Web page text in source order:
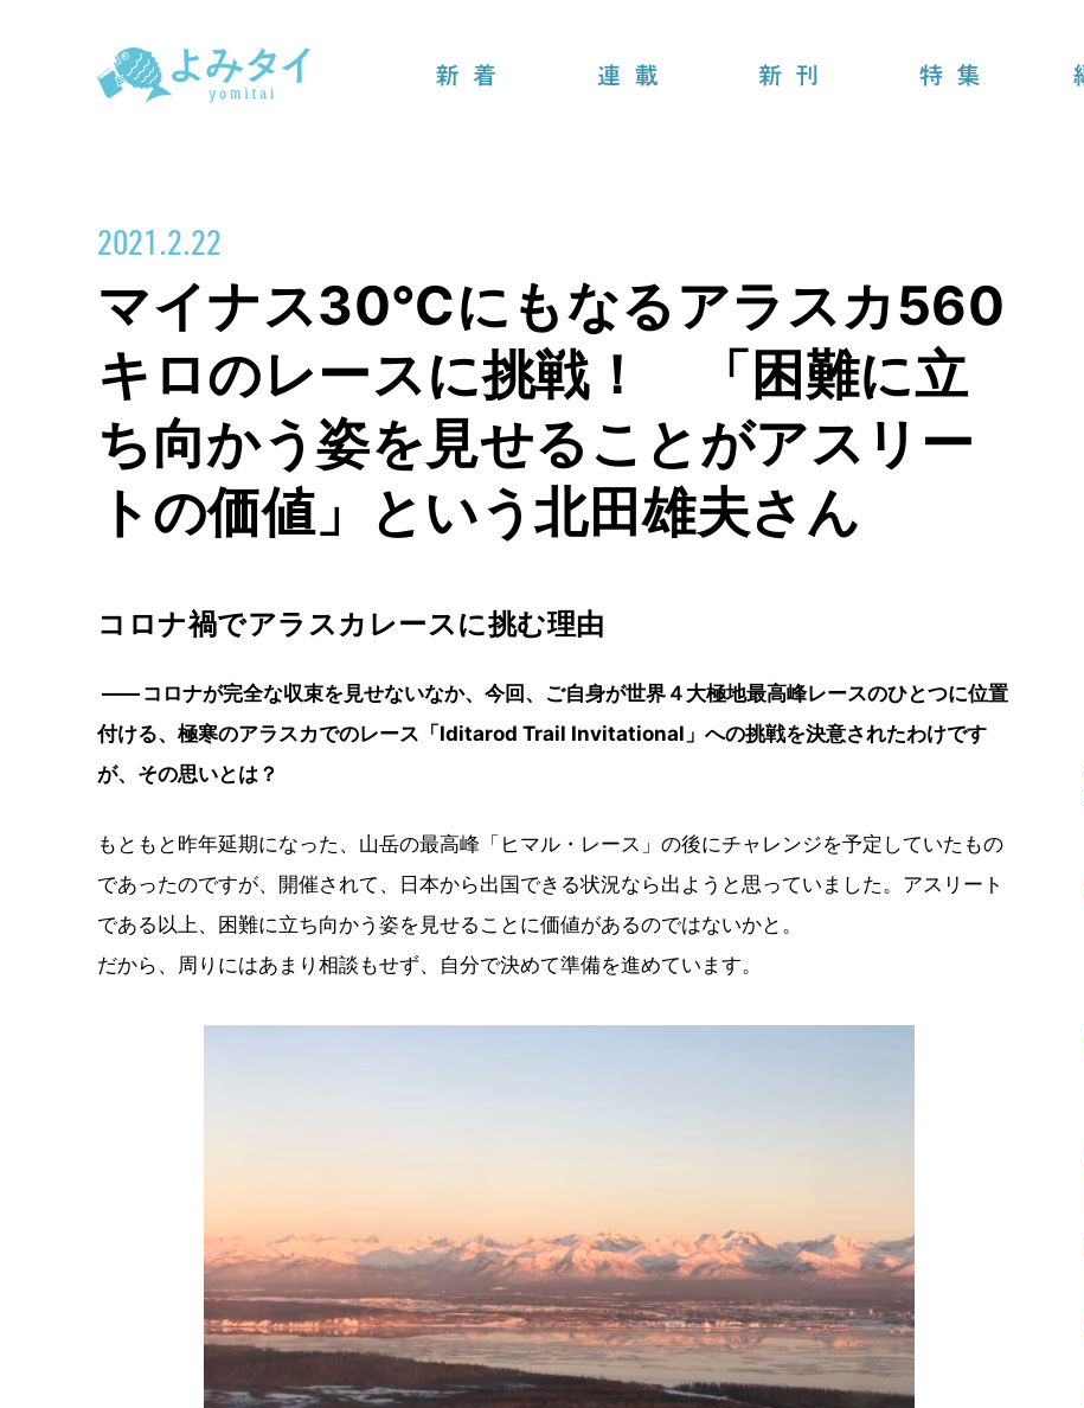
2021.2.22
マイナス30℃にもなるアラスカ560
キロのレースに挑戦！ 「困難に立
ち向かう姿を見せることがアスリー
トの価値」という北田雄夫さん
コロナ禍でアラスカレースに挑む理由
―― コロナが完全な収束を見せないなか、今回、ご自身が世界４大極地最高峰レースのひとつに位置
付ける、極寒のアラスカでのレース「Iditarod Trail Invitational」への挑戦を決意されたわけです
が、その思いとは？
もともと昨年延期になった、山岳の最高峰「ヒマル・レース」の後にチャレンジを予定していたもの
であったのですが、開催されて、日本から出国できる状況なら出ようと思っていました。アスリート
である以上、困難に立ち向かう姿を見せることに価値があるのではないかと。
だから、周りにはあまり相談もせず、自分で決めて準備を進めています。